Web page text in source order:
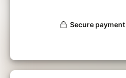
comme la terre, tous les
sur nos nuits,... avant de